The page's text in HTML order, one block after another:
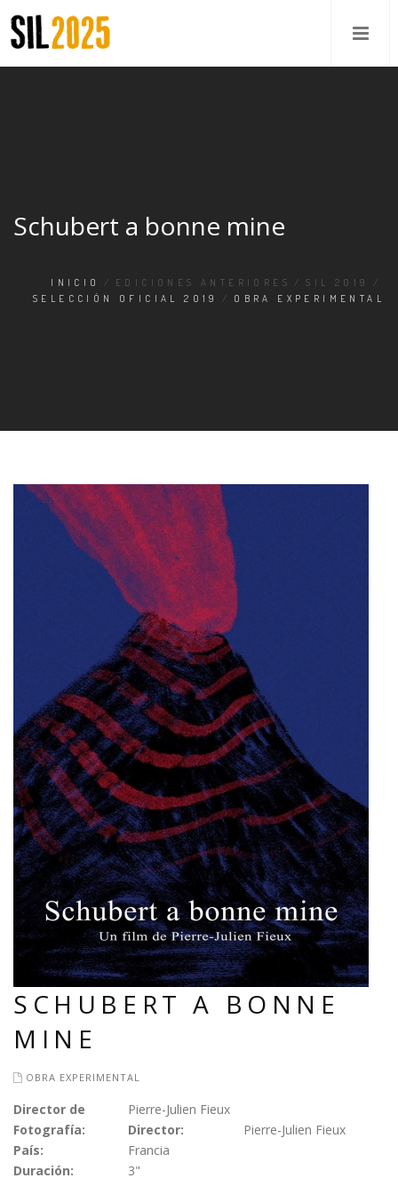
Schubert a bonne mine
INICIO / EDICIONES ANTERIORES / SIL 2019
/
SELECCIÓN OFICIAL 2019
/ OBRA EXPERIMENTAL
SCHUBERT A BONNE
MINE
OBRA EXPERIMENTAL
Director de
Fotografía:
Pierre-Julien Fieux
Director:
Pierre-Julien Fieux
País:
Francia
Duración:
3"